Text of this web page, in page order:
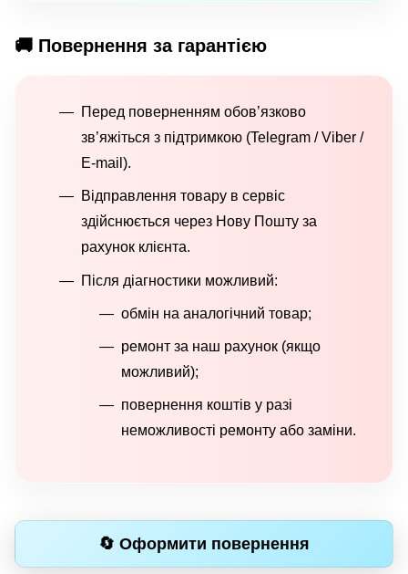
🚚 Повернення за гарантією
Перед поверненням обов’язково
зв’яжіться з підтримкою (Telegram / Viber /
E-mail).
Відправлення товару в сервіс
здійснюється через Нову Пошту за
рахунок клієнта.
Після діагностики можливий:
обмін на аналогічний товар;
ремонт за наш рахунок (якщо
можливий);
повернення коштів у разі
неможливості ремонту або заміни.
🔄 Оформити повернення